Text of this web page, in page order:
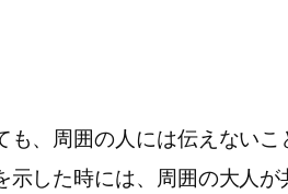
、周囲の人には伝えないこ
した時には、周囲の大人が